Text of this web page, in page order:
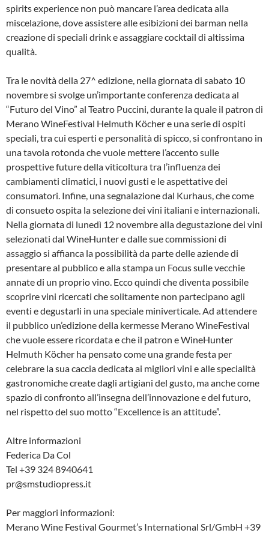
spirits experience non può mancare l’area dedicata alla
miscelazione, dove assistere alle esibizioni dei barman nella
creazione di speciali drink e assaggiare cocktail di altissima
qualità.
Tra le novità della 27^ edizione, nella giornata di sabato 10
novembre si svolge un’importante conferenza dedicata al
“Futuro del Vino” al Teatro Puccini, durante la quale il patron di
Merano WineFestival Helmuth Köcher e una serie di ospiti
speciali, tra cui esperti e personalità di spicco, si confrontano in
una tavola rotonda che vuole mettere l’accento sulle
prospettive future della viticoltura tra l’influenza dei
cambiamenti climatici, i nuovi gusti e le aspettative dei
consumatori. Infine, una segnalazione dal Kurhaus, che come
di consueto ospita la selezione dei vini italiani e internazionali.
Nella giornata di lunedì 12 novembre alla degustazione dei vini
selezionati dal WineHunter e dalle sue commissioni di
assaggio si affianca la possibilità da parte delle aziende di
presentare al pubblico e alla stampa un Focus sulle vecchie
annate di un proprio vino. Ecco quindi che diventa possibile
scoprire vini ricercati che solitamente non partecipano agli
eventi e degustarli in una speciale miniverticale. Ad attendere
il pubblico un’edizione della kermesse Merano WineFestival
che vuole essere ricordata e che il patron e WineHunter
Helmuth Köcher ha pensato come una grande festa per
celebrare la sua caccia dedicata ai migliori vini e alle specialità
gastronomiche create dagli artigiani del gusto, ma anche come
spazio di confronto all’insegna dell’innovazione e del futuro,
nel rispetto del suo motto “Excellence is an attitude”.
Altre informazioni
Federica Da Col
Tel +39 324 8940641
pr@smstudiopress.it
Per maggiori informazioni:
Merano Wine Festival Gourmet’s International Srl/GmbH +39